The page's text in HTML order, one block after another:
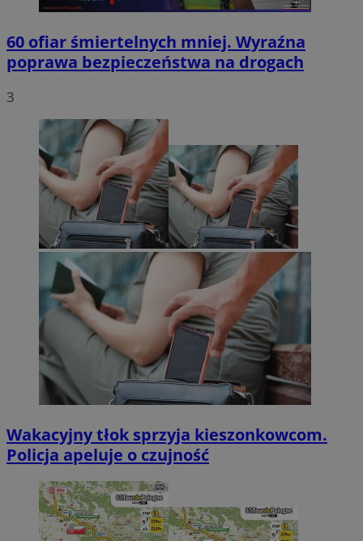
60 ofiar śmiertelnych mniej. Wyraźna
poprawa bezpieczeństwa na drogach
3
Wakacyjny tłok sprzyja kieszonkowcom.
Policja apeluje o czujność